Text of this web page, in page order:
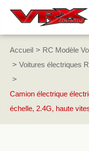
Accueil RC Modèle
Voitures électriques
Camion électrique
échelle, 2.4G, haute